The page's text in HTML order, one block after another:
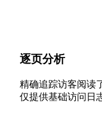
逐页分析
精确追踪访客阅读
仅提供基础访问日